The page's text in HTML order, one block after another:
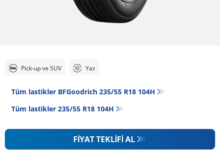
Pick-up ve SUV Yaz
Tüm lastikler BFGoodrich 235/55 R18 104H
Tüm lastikler‎ 235/55 R18 104H
FIYAT TEKLIFI AL